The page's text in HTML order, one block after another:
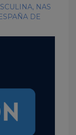
NAS
DE